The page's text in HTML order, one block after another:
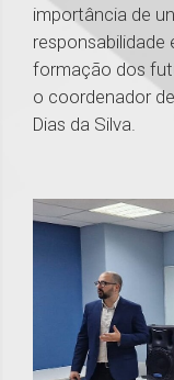
importância de
formação dos
o coordenador
Dias da Silva.